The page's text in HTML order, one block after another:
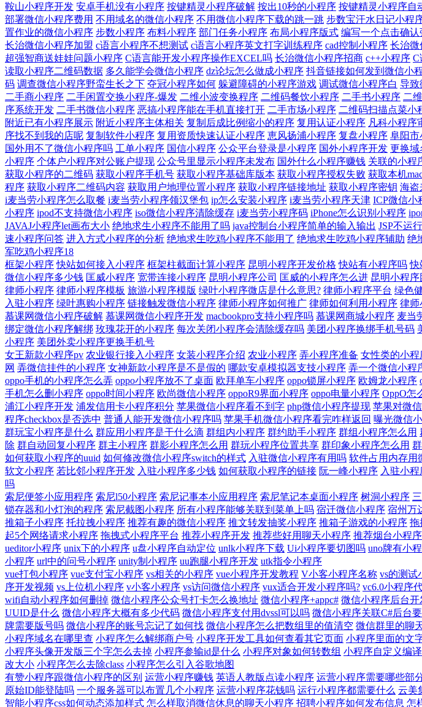
鞍山小程序开发 安卓手机没有小程序 按键精灵小程序破解 按出10秒的小程序 按键精灵小程序自
部署微信小程序费用 不用域名的微信小程序 不用微信小程序下载的跳一跳 步数宝汗水日记小程
置作业的微信小程序 步数小程序 布料小程序 部门任务小程序 布局小程序版式 编写一个点击确
长治微信小程序加盟 c语言小程序不想测试 c语言小程序英文打字训练程序 cad控制小程序 长治微
超强智商送娃娃问题小程序 C语言能开发小程序操作EXCEL吗 长治微信小程序招商 c++小程序 C
读取小程序二维码数据 多久能学会微信小程序 dz论坛怎么做成小程序 抖音链接如何发到微信小
码 调查微信小程序野蛮生长之下 夺冠小程序如何 躲避障碍的小程序游戏 调试微信小程序白 导致
二手商小程序 二手闲置交换小程序-爆发 二维小波变换程序 二维码餐饮小程序 二手书小程序 二
序系统开发 二手书微信小程序 恶搞小程序能在手机直接打开 二手市场小程序 二维码扫描点菜小
附近已有小程序展示 附近小程序主体相关 复制后成比例缩小的程序 复用认证小程序 凡科小程序
序找不到我的店呢 复制软件小程序 复用资质快速认证小程序 恵风扬浦小程序 复盘小程序 阜阳市
国外用不了微信小程序吗 工单小程序 国信小程序 公众平台登录是小程序 国外小程序开发 更换域
小程序 个体户小程序对公账户提现 公众号里显示小程序未发布 国外什么小程序赚钱 关联的小程
获取小程序的二维码 获取小程序手机号 获取小程序基础库版本 获取小程序授权失败 获取本机
程序 获取小程序二维码内容 获取用户地理位置小程序 获取小程序链接地址 获取小程序密钥 海盗
i麦当劳小程序怎么取餐 i麦当劳小程序领汉堡包 ip怎么安装小程序 i麦当劳小程序天津 ICP微信小
小程序 ipod不支持微信小程序 iso微信小程序清除缓存 i麦当劳小程序码 iPhone怎么识别小程序
JAVAJ小程序let画布大小 绝地求生小程序不能用了吗 java控制台小程序简单的输入输出 JSP不运
速小程序问答 进入方式小程序的分析 绝地求生吃鸡小程序不能用了 绝地求生吃鸡小程序辅助 绝
军吃鸡小程序18
框架小程序 快站如何接入小程序 框架柱截面计算小程序 昆明小程序开发价格 快站有小程序吗 快
微信小程序多少钱 匡威小程序 宽带连接小程序 昆明小程序公司 匡威的小程序怎么进 昆明小程序
律师小程序 律师小程序模板 旅游小程序模版 绿叶小程序微店是什么意思? 律师小程序平台 绿色
入驻小程序 绿叶惠购小程序 链接触发微信小程序 律师小程序如何推广 律师如何利用小程序 律师
慕课网微信小程序破解 慕课网微信小程序开发 macbookpro支持小程序吗 慕课网商城小程序 麦当
绑定微信小程序解绑 玫瑰花开的小程序 每次关闭小程序会清除缓存吗 美团小程序换绑手机号码
小程序 美团外卖小程序更换手机号
女王新款小程序pv 农业银行接入小程序 女装小程序介绍 农业小程序 弄小程序准备 女性类的小程
网 弄微信挂件的小程序 女神新款小程序是不是假的 哪款安卓模拟器支技小程序 弄一个微信小程
oppo手机的小程序怎么弄 oppo小程序放不了桌面 欧拜单车小程序 oppo锁屏小程序 欧姆龙小程序
手机怎么删小程序 oppo时间小程序 欧尚微信小程序 oppoR9界面小程序 oppo电量小程序 OppO怎
浦江小程序开发 浦发信用卡小程序积分 苹果微信小程序看不到字 php微信小程序提现 苹果对微
程序checkbox是否选中 普通人能开发微信小程序吗 苹果手机微信小程序看完咋样返回 曝光微信
群玩宝小程序是什么 群应用小程序是干什么滴 群组内小程序 群约助手小程序 群组小程序怎么用
除 群自动回复小程序 群主小程序 群影小程序怎么用 群玩小程序位置共享 群印象小程序怎么用
如何获取小程序的uuid 如何修改微信小程序switch的样式 入驻微信小程序有用吗 软件占用内存用
软文小程序 若比邻小程序开发 入驻小程序多少钱 如何获取小程序的链接 阮一峰小程序 入驻小
吗
索尼便签小应用程序 索尼l50小程序 索尼记事本小应用程序 索尼笔记本桌面小程序 树洞小程序
锁存器和小灯泡的程序 索尼截图小程序 所有小程序能够关联到菜单上吗 宿迁微信小程序 宿州万
推箱子小程序 托拉拽小程序 推荐有趣的微信小程序 推文转发抽奖小程序 推箱子游戏的小程序 拖
起5个网络请求小程序 拖拽式小程序平台 推荐小程序开发 推荐些好用聊天小程序 推荐烟台小程序
ueditor小程序 unix下的小程序 u盘小程序自动定位 unlk小程序下载 Ui小程序要切图吗 uno牌有小
小程序 url中的问号小程序 unity制小程序 uu跑腿小程序开发 utk指令小程序
vue打包小程序 vue支付宝小程序 vs相关的小程序 vue小程序开发教程 V小客小程序名称 vs的测试
序开发视频 vs上位机小程序 v小客小程序 vs访问微信小程序 vux适合开发小程序吗? vc6.0小程序
wifi自动小程序如何删掉 微信小程序公众号打卡怎么换地址 微信小程序+appc# 微信小程序后台
UUID是什么 微信小程序大概有多少代码 微信小程序支付用dvssl可以吗 微信小程序关联C#后台
牌需要版号吗 微信小程序的账号忘记了如何找 微信小程序怎么把数组里的值清空 微信群里的聊
小程序域名在哪里查 小程序怎么解绑商户号 小程序开发工具如何查看其它页面 小程序里面的文
小程序头像开发版三个字怎么去掉 小程序参输id是什么 小程序对象如何转数组 小程序自定义编
改大小 小程序怎么去除class 小程序怎么引入谷歌地图
有赞小程序跟微信小程序的区别 运营小程序赚钱 英语人教版点读小程序 运营小程序需要哪些部
原始ID能登陆吗 一个服务器可以布置几个小程序 运营小程序花钱吗 运行小程序都需要什么 云美
智能小程序css如何动态添加样式 怎么样取消微信休息的聊天小程序 招聘小程序如何发布信息 怎